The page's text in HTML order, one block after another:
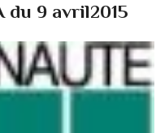
du 9 avril2015